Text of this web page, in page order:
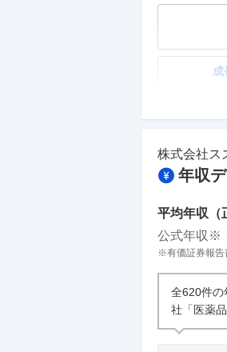
企業の選
株式会社ス
年収
平均年収（
公式年収※
※有価証券報告
全620件の
社「医薬